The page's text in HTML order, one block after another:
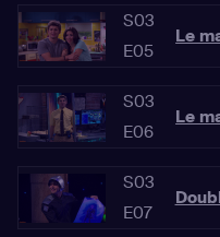
S03
E05
Le
S03
E06
Le
S03
E07